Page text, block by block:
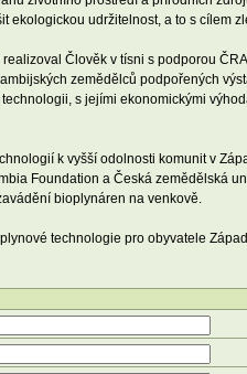
ekologickou udržitelnost, a to s cílem
Člověk v tísni s podporou
zemědělců podpořených
s jejími ekonomickými
k vyšší odolnosti komunit v
Foundation a Česká zemědělská
bioplynáren na venkově.
technologie pro obyvatele